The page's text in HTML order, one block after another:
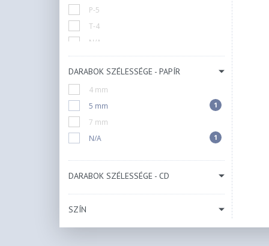
P-5
T-4
N/A
DARABOK SZÉLESSÉGE - PAPÍR
4 mm
5 mm
1
7 mm
N/A
1
DARABOK SZÉLESSÉGE - CD
SZÍN